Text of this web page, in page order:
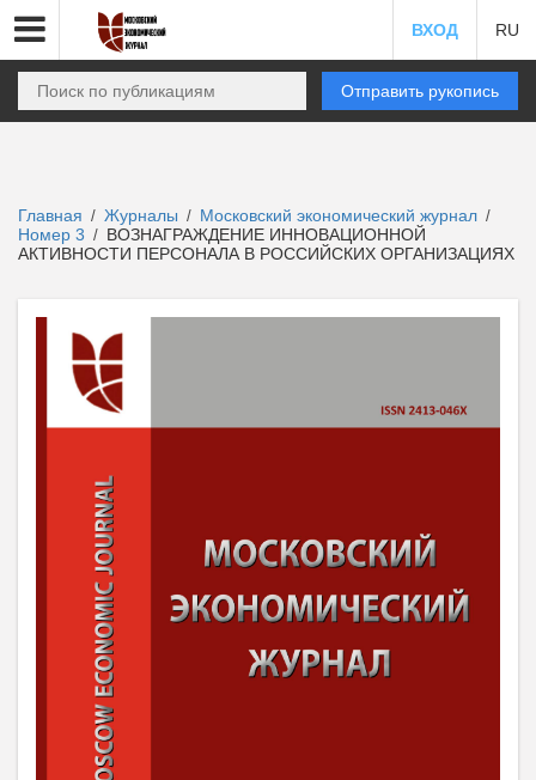
ВХОД RU
Отправить рукопись
Главная / Журналы / Московский экономический журнал /
Номер 3 / ВОЗНАГРАЖДЕНИЕ ИННОВАЦИОННОЙ
АКТИВНОСТИ ПЕРСОНАЛА В РОССИЙСКИХ ОРГАНИЗАЦИЯХ